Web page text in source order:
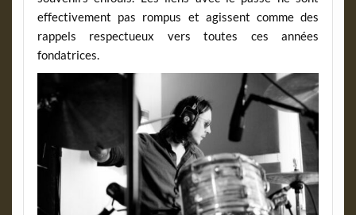
effectivement pas rompus et agissent comme des
rappels respectueux vers toutes ces années
fondatrices.